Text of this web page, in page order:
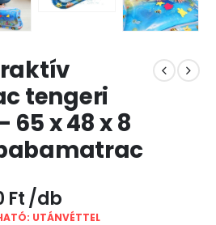
tengeri
x 48 x 8
Ft
UTÁNVÉTTEL